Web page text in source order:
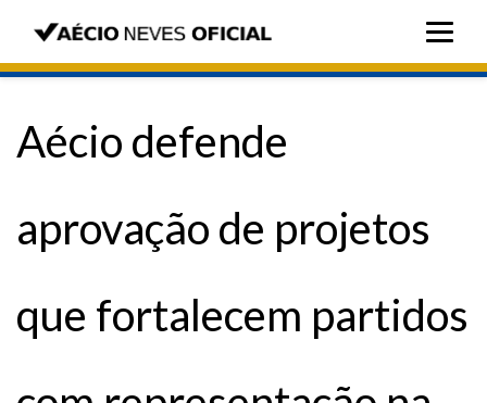
Aécio defende
aprovação de projetos
que fortalecem partidos